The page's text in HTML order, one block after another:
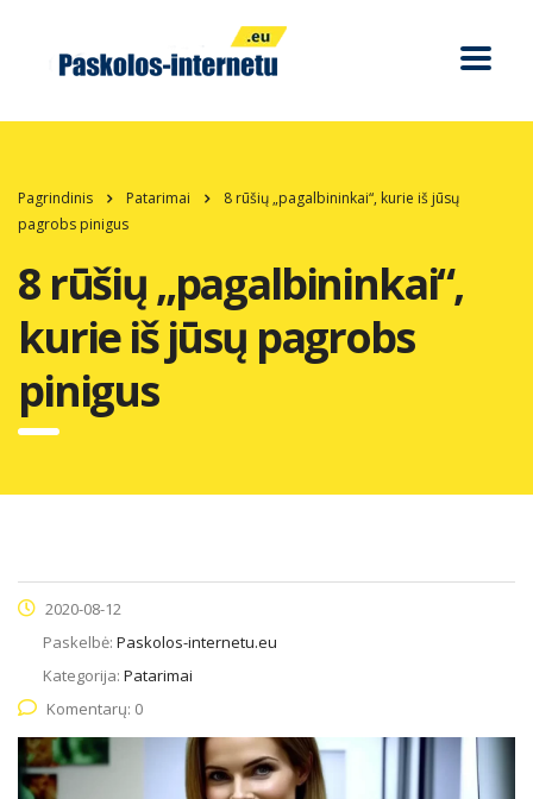
Pagrindinis Patarimai
8 rūšių „pagalbininkai“, kurie iš jūsų
pagrobs pinigus
8 rūšių „pagalbininkai“,
kurie iš jūsų pagrobs
pinigus
2020-08-12
Paskelbė: Paskolos-internetu.eu
Kategorija: Patarimai
Komentarų: 0